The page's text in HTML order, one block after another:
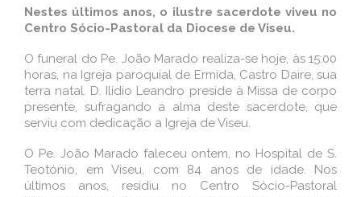
Nestes últimos anos, o ilustre sacerdote viveu no
Centro Sócio-Pastoral da Diocese de Viseu.
O funeral do Pe. João Marado realiza-se hoje, às 15:00
horas, na Igreja paroquial de Ermida, Castro Daire, sua
terra natal. D. Ilídio Leandro preside à Missa de corpo
presente, sufragando a alma deste sacerdote, que
serviu com dedicação a Igreja de Viseu.
O Pe. João Marado faleceu ontem, no Hospital de S.
Teotónio, em Viseu, com 84 anos de idade. Nos
últimos anos, residiu no Centro Sócio-Pastoral